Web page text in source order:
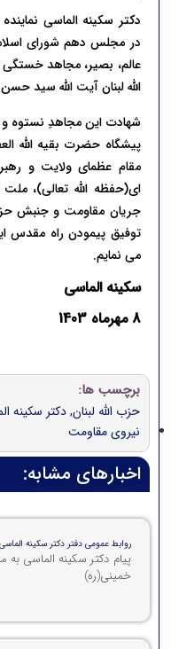
دکتر سکینه الماسی
در مجلس دهم شورای
عالم، بصیر، مجاهد
الله لبنان آیت الله سید
شهادت این مجاهدِ نستوه و
پیشگاه حضرت بقیه الله
مقام عظمای ولایت و
ای(حفظه الله تعالی)، ملت
جریان مقاومت و جنبش
توفیق پیمودن راه مقدس
می نمایم.
سکینه الماسی
8 مهرماه 1403
برچسب ها:
حزب الله لبنان,دکتر سکینه
نیروی مقاومت
اخبارهای مشابه:
روابط عمومی دفتر دکتر سکینه
پیام دکتر سکینه الماسی
خمینی(ره)